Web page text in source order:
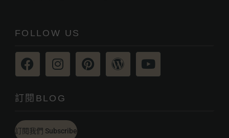
FOLLOW US
訂閱BLOG
訂閱我們 Subscribe